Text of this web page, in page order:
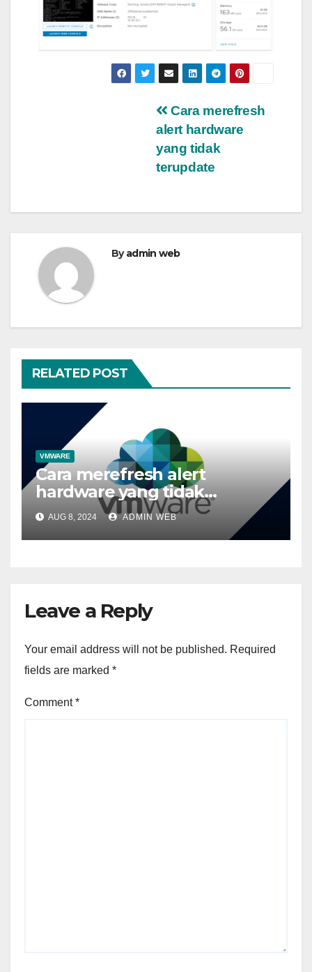
Cara merefresh
alert hardware
yang tidak
terupdate
Byadmin web
RELATED POST
VMWARE
Cara merefresh alert
hardware yang tidak
terupdate
AUG 8, 2024 ADMIN WEB
Leave a Reply
Your email address will not be published. Required
fields are marked *
Comment*